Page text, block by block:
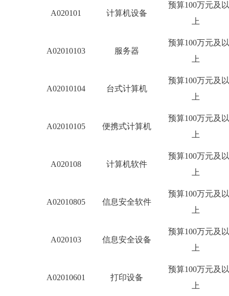
A020101 计算机设备
预算100万元及以
上
A02010103 服务器
预算100万元及以
上
A02010104 台式计算机
预算100万元及以
上
A02010105 便携式计算机
预算100万元及以
上
A020108 计算机软件
预算100万元及以
上
A02010805 信息安全软件
预算100万元及以
上
A020103 信息安全设备
预算100万元及以
上
A02010601 打印设备
预算100万元及以
上